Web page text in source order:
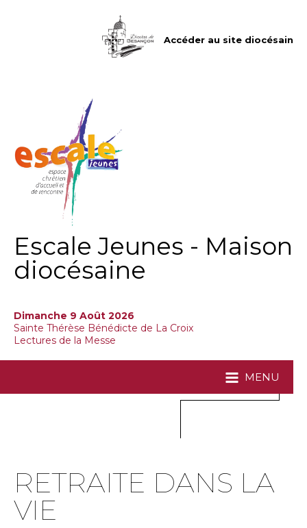
Accéder au site diocésain
Escale Jeunes - Maison
diocésaine
Dimanche 9 Août 2026
Sainte Thérèse Bénédicte de La Croix
Lectures de la Messe
MENU
RETRAITE DANS LA
VIE